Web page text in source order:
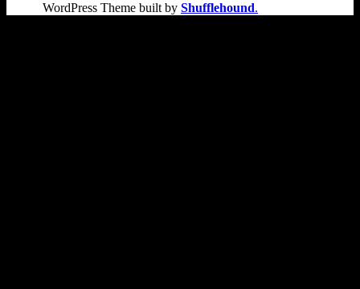
WordPress Theme built by Shufflehound.